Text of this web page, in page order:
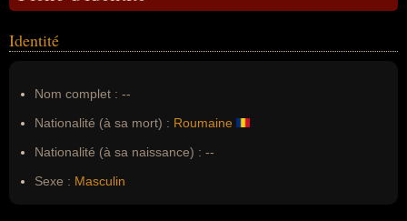
Identité
Nom complet : --
Nationalité (à sa mort) : Roumaine
Nationalité (à sa naissance) : --
Sexe : Masculin